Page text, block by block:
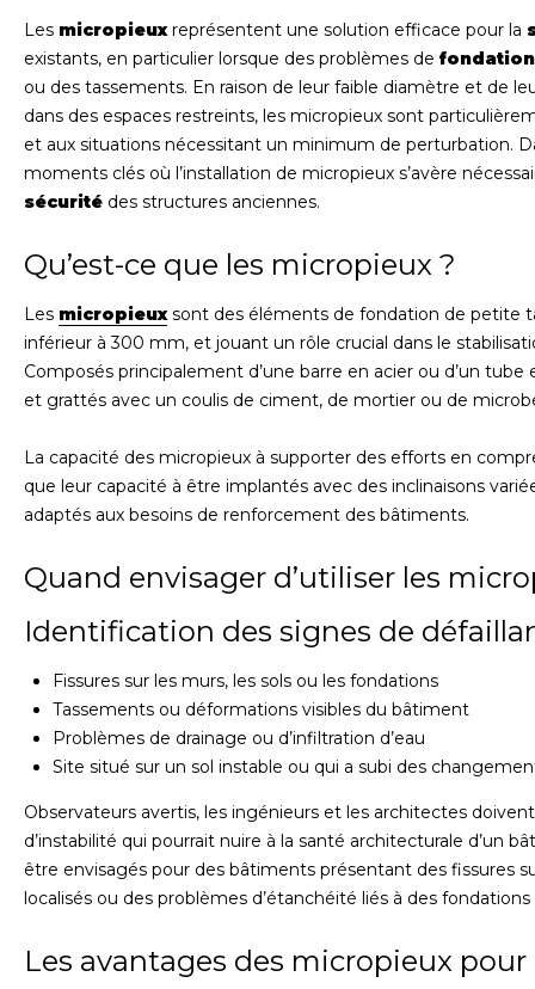
Les micropieuxreprésentent une solution efficace pour la
existants, en particulier lorsque des problèmes de fondation
ou des tassements. En raison de leur faible diamètre et de
dans des espaces restreints, les micropieux sont
et aux situations nécessitant un minimum de perturbation.
moments clés où l’installation de micropieux s’avère
sécurité des structures anciennes.
Qu’est-ce que les micropieux ?
Les micropieuxsont des éléments de fondation de petite
inférieur à 300 mm, et jouant un rôle crucial dans le
Composés principalement d’une barre en acier ou d’un tube
et grattés avec un coulis de ciment, de mortier ou de
La capacité des micropieux à supporter des efforts en
que leur capacité à être implantés avec des inclinaisons
adaptés aux besoins de renforcement des bâtiments.
Quand envisager d’utiliser les
Identification des signes de
Fissures sur les murs, les sols ou les fondations
Tassements ou déformations visibles du bâtiment
Problèmes de drainage ou d’infiltration d’eau
Site situé sur un sol instable ou qui a subi des
Observateurs avertis, les ingénieurs et les architectes
d’instabilité qui pourrait nuire à la santé architecturale d’un
être envisagés pour des bâtiments présentant des fissures
localisés ou des problèmes d’étanchéité liés à des
Les avantages des micropieux